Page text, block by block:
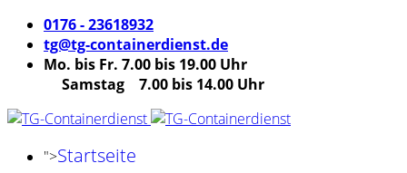
0176 - 23618932
tg@tg-containerdienst.de
Mo. bis Fr. 7.00 bis 19.00 Uhr
Samstag 7.00 bis 14.00 Uhr
">Unsere Leistungen